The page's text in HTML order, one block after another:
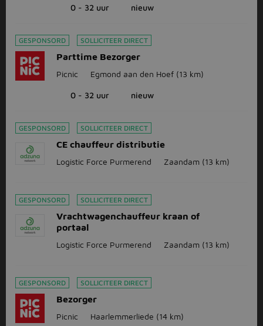
0 - 32 uur nieuw
GESPONSORD SOLLICITEER DIRECT
Parttime Bezorger
Picnic Egmond aan den Hoef (13 km)
0 - 32 uur nieuw
GESPONSORD SOLLICITEER DIRECT
CE chauffeur distributie
Logistic Force Purmerend Zaandam (13 km)
GESPONSORD SOLLICITEER DIRECT
Vrachtwagenchauffeur kraan of
portaal
Logistic Force Purmerend Zaandam (13 km)
GESPONSORD SOLLICITEER DIRECT
Bezorger
Picnic Haarlemmerliede (14 km)